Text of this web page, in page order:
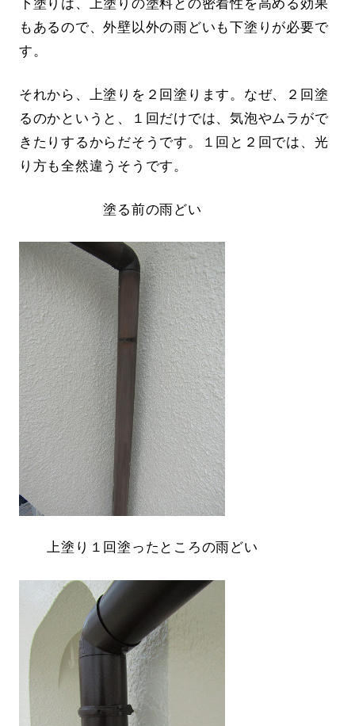
下塗りは、上塗りの塗料との密着性を高める効果
もあるので、外壁以外の雨どいも下塗りが必要で
す。
それから、上塗りを２回塗ります。なぜ、２回塗
るのかというと、１回だけでは、気泡やムラがで
きたりするからだそうです。１回と２回では、光
り方も全然違うそうです。
塗る前の雨どい
上塗り１回塗ったところの雨どい